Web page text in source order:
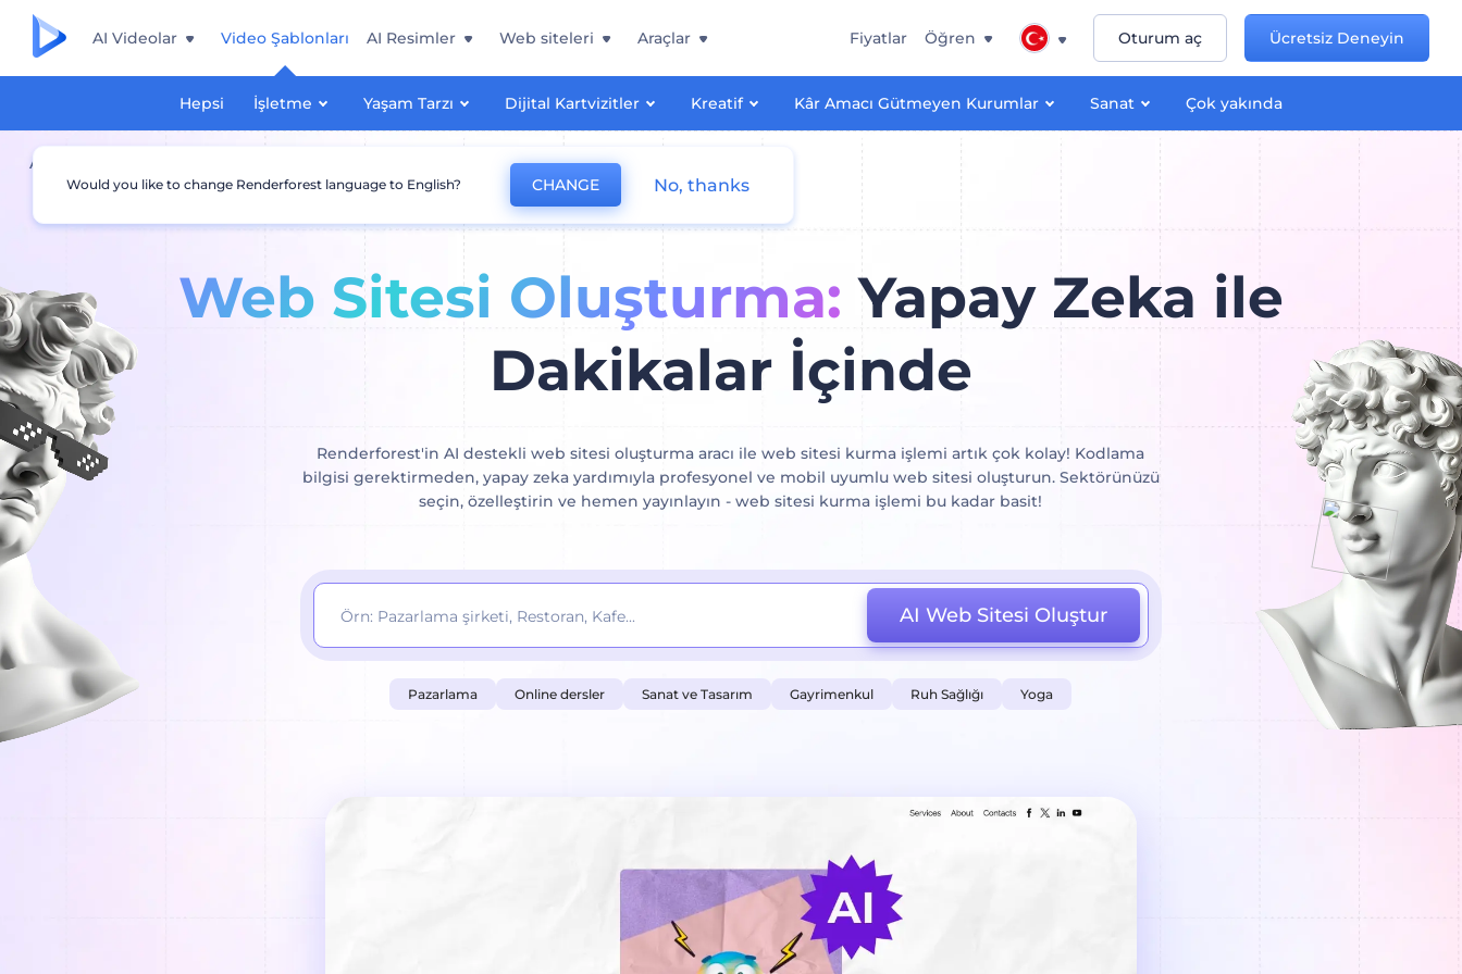
AI Videolar Video Şablonları
Hepsi İşletme Yaşam Tarzı Dijital Kartvizitler Kreatif Kâr Amacı Gütmeyen Kurumlar Sanat Çok yakında
AI Resimler Web siteleri Araçlar Fiyatlar Öğren Oturum aç Ücretsiz Deneyin
Anasayfa
Web Sitesi Oluşturma: Yapay Zeka ile
Dakikalar İçinde
Renderforest'in AI destekli web sitesi oluşturma aracı ile web sitesi kurma işlemi artık çok kolay! Kodlama
bilgisi gerektirmeden, yapay zeka yardımıyla profesyonel ve mobil uyumlu web sitesi oluşturun. Sektörünüzü
seçin, özelleştirin ve hemen yayınlayın - web sitesi kurma işlemi bu kadar basit!
AI Web Sitesi Oluştur
Pazarlama Online dersler Sanat ve Tasarım Gayrimenkul Ruh Sağlığı Yoga
Would you like to change Renderforest language to English? CHANGE No, thanks